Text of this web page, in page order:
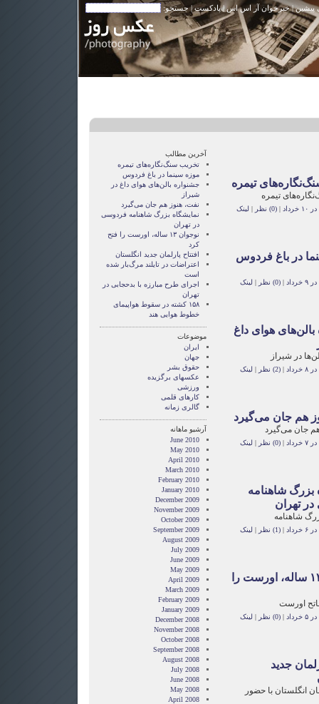
پیشین|خبرخوان آر اس اس |پادکست | جستجو:
تیمره
تیمره
|(0) نظر | لینک
در باغ فردوس
|(0) نظر | لینک
هوای داغ
در شیراز
|(2) نظر | لینک
هم جان می‌گیرد
جان می‌گیرد
|(0) نظر | لینک
بزرگ شاهنامه
تهران
شاهنامه
|(1) نظر | لینک
نوجوان ۱۳ ساله، اورست را
اورست
|(0) نظر | لینک
جدید
انگلستان با حضور
آخرین مطالب
تخریب سنگ‌نگاره‌های تیمره
موزه سینما در باغ فردوس
جشنواره بالن‌های هوای داغ در
شیراز
نفت، هنوز هم جان می‌گیرد
نمایشگاه بزرگ شاهنامه فردوسی
در تهران
نوجوان ۱۳ ساله، اورست را فتح
کرد
افتتاح پارلمان جدید انگلستان
اعتراضات در تایلند مرگ‌بار شده
است
اجرای طرح مبارزه با بدحجابی در
تهران
۱۵۸ کشته در سقوط هواپیمای
خطوط هوایی هند
موضوعات
ایران
جهان
حقوق بشر
عکسهای برگزیده
ورزشی
کارهای قلمی
گالری زمانه
آرشیو ماهانه
June 2010
May 2010
April 2010
March 2010
February 2010
January 2010
December 2009
November 2009
October 2009
September 2009
August 2009
July 2009
June 2009
May 2009
April 2009
March 2009
February 2009
January 2009
December 2008
November 2008
October 2008
September 2008
August 2008
July 2008
June 2008
May 2008
April 2008